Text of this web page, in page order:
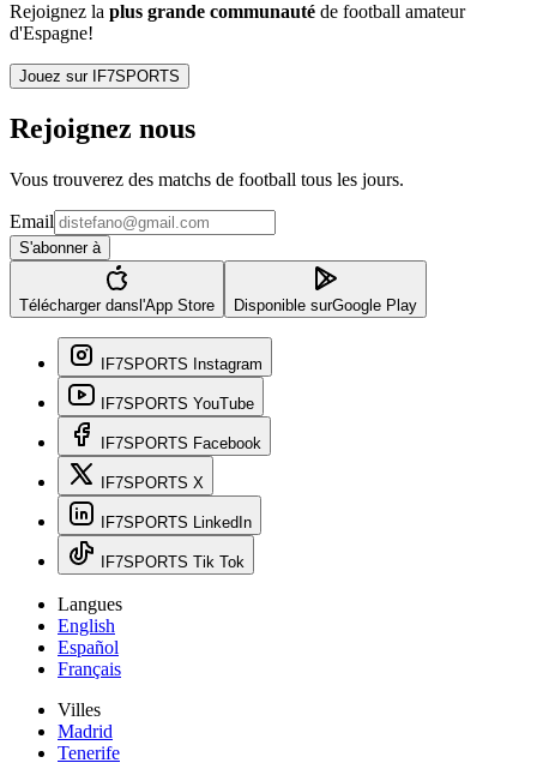
Rejoignez la plus grande communauté de football amateur
d'Espagne!
Jouez sur IF7SPORTS
Rejoignez nous
Vous trouverez des matchs de football tous les jours.
Email
S'abonner à
Télécharger dans l'App Store Disponible surGoogle Play
IF7SPORTS Instagram
IF7SPORTS YouTube
IF7SPORTS Facebook
IF7SPORTS X
IF7SPORTS LinkedIn
IF7SPORTS Tik Tok
Langues
English
Español
Français
Villes
Madrid
Tenerife